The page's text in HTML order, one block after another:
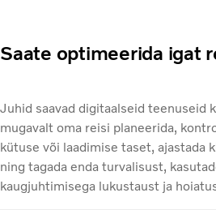
Saate optimeerida igat
Juhid saavad digitaalseid teenuseid
mugavalt oma reisi planeerida,
kütuse või laadimise taset, ajastada
ning tagada enda turvalisust,
kaugjuhtimisega lukustaust ja